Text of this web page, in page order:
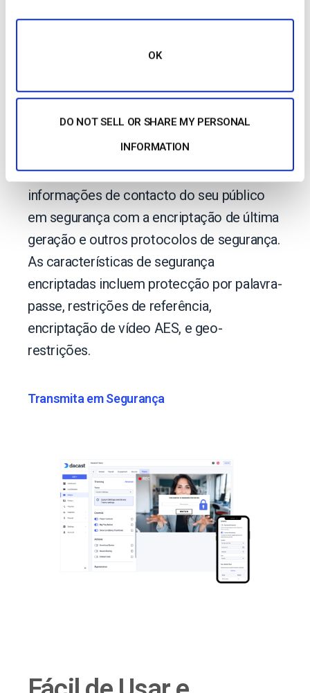
OK
DO NOT SELL OR SHARE MY PERSONAL
INFORMATION
Privacidade e Segurança.
A segurança é importante quando se está a
recolher informação dos espectadores.
Mantenha o seu conteúdo e as
informações de contacto do seu público
em segurança com a encriptação de última
geração e outros protocolos de segurança.
As características de segurança
encriptadas incluem protecção por palavra-
passe, restrições de referência,
encriptação de vídeo AES, e geo-
restrições.
Transmita em Segurança